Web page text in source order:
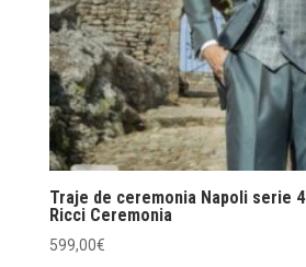
Traje de ceremonia Napoli serie
Ricci Ceremonia
599,00€